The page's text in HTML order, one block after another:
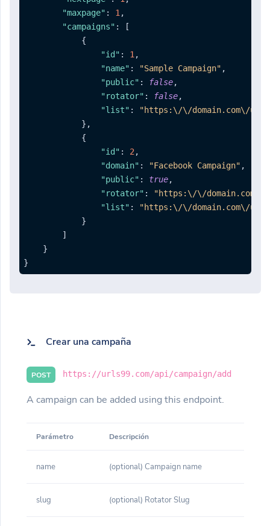
"maxpage" : 1 ,
"campaigns" :
[
{
"id" : 1 ,
"name" : "Sample Campaign" ,
"public" : false,
"rotator" : false,
"list" :
"https:\/\/domain.com\/u\/
} ,
{
"id" : 2,
"domain" : "Facebook Campaign" ,
"public" : true,
"rotator" :
"https:\/\/
"list" :
"https:\/\/domain.com\/u\/
}
]
}
}
Crear una campaña
POST https://urls99.com/api/campaign/add
A campaign can be added using this endpoint.
Parámetro Descripción
name (optional) Campaign name
slug (optional) Rotator Slug